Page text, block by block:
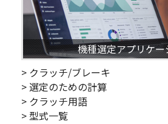
機種選定アプリケー
> クラッチ/ブレーキ
> 選定のための計算
> クラッチ用語
> 型式一覧